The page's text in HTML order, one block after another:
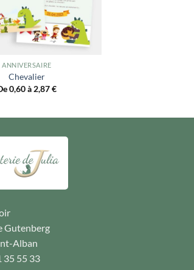
ANNIVERSAIRE
Chevalier
0,60 à 2,87€
Gutenberg
Alban
35 55 33